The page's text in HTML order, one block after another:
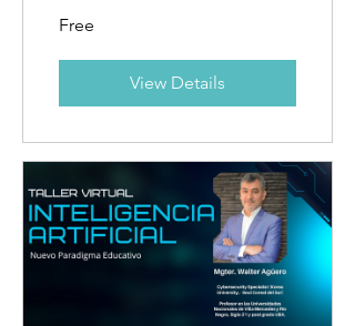
Free
View Details